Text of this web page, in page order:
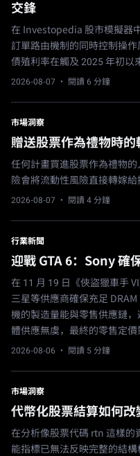
交鋒
在 Investopedia 股市模擬器
訂單路由機制的同時控制操
債殖利率在觸及 2025 年初以
2026-08-07 · 閱讀 6 分鐘
市場洞察
贈送股票作為禮物時的
任何計畫買進股票作為禮物
險會將流動性風險直接轉嫁給
2026-08-07 · 閱讀 4 分鐘
行業新聞
迎戰 GTA 6：Sony 確
在 11 月 19 日《俠盜獵車手
三星等供應商確保充足
機的製造量能與零售供應鏈
體供應無虞，最終的零售定價
2026-08-06 · 閱讀 5 分鐘
市場洞察
代幣化股票結算如何
在分析像股票代碼 rtn 這樣的
能指標已無法反映完整的結構